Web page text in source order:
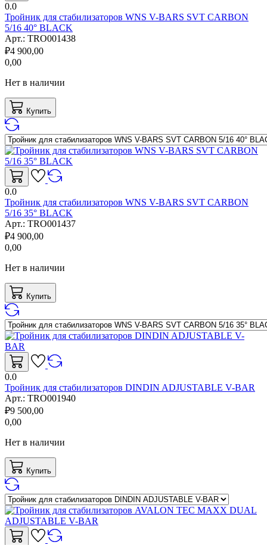
0.0
Тройник для стабилизаторов WNS V-BARS SVT CARBON
5/16 40° BLACK
Арт.: TRO001438
₽4 900,00
0,00
Нет в наличии
Купить
0.0
Тройник для стабилизаторов WNS V-BARS SVT CARBON
5/16 35° BLACK
Арт.: TRO001437
₽4 900,00
0,00
Нет в наличии
Купить
0.0
Тройник для стабилизаторов DINDIN ADJUSTABLE V-BAR
Арт.: TRO001940
₽9 500,00
0,00
Нет в наличии
Купить